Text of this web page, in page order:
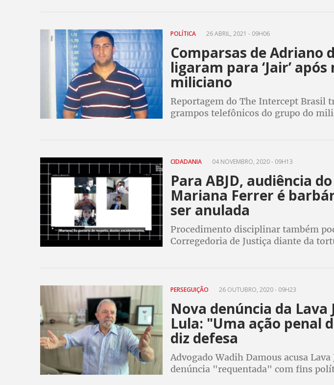
POLÍTICA 26 ABRIL, 2021 - 09H06
Comparsas de Adriano
ligaram para ‘Jair’
miliciano
Reportagem do The Intercept Brasil
grampos telefônicos do grupo do
CIDADANIA 04 NOVEMBRO, 2020 - 09H13
Para ABJD, audiência
Mariana Ferrer é
ser anulada
Procedimento disciplinar também
Corregedoria de Justiça diante da
PERSEGUIÇÃO 26 OUTUBRO, 2020 - 09H23
Nova denúncia da Lava
Lula: "Uma ação penal
diz defesa
Advogado Wadih Damous acusa Lava
denúncia "requentada" com fins